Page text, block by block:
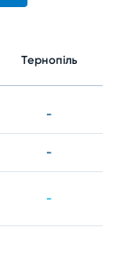
Тернопіль
-
-
-